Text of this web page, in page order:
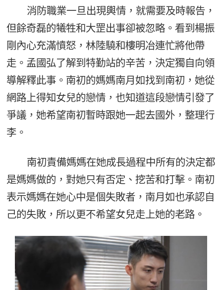
消防職業一旦出現輿情，就需要及時報告，
但餘奇磊的犧牲和大罡出事卻被忽略。看到楊振
剛內心充滿憤怒，林陸驍和樓明冶連忙將他帶
走。孟國弘了解到特勤站的辛苦，決定獨自向領
導解釋此事。南初的媽媽南月如找到南初，她從
網路上得知女兒的戀情，也知道這段戀情引發了
爭議，她希望南初暫時跟她一起去國外，整理行
李。
南初責備媽媽在她成長過程中所有的決定都
是媽媽做的，對她只有否定、挖苦和打擊。南初
表示媽媽在她心中是個失敗者，南月如也承認自
己的失敗，所以更不希望女兒走上她的老路。